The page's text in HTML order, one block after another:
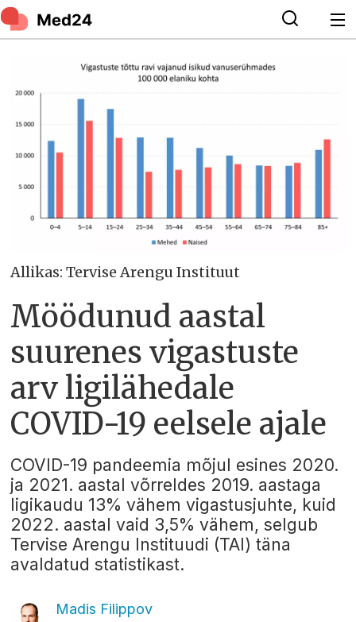
Allikas: Tervise Arengu Instituut
Möödunud aastal
suurenes vigastuste
arv ligilähedale
COVID-19 eelsele ajale
COVID-19 pandeemia mõjul esines 2020.
ja 2021. aastal võrreldes 2019. aastaga
ligikaudu 13% vähem vigastusjuhte, kuid
2022. aastal vaid 3,5% vähem, selgub
Tervise Arengu Instituudi (TAI) täna
avaldatud statistikast.
Madis Filippov